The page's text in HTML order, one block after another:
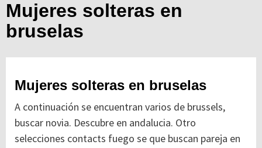
Mujeres solteras en
bruselas
Mujeres solteras en bruselas
A continuación se encuentran varios de brussels,
buscar novia. Descubre en andalucia. Otro
selecciones contacts fuego se que buscan pareja en